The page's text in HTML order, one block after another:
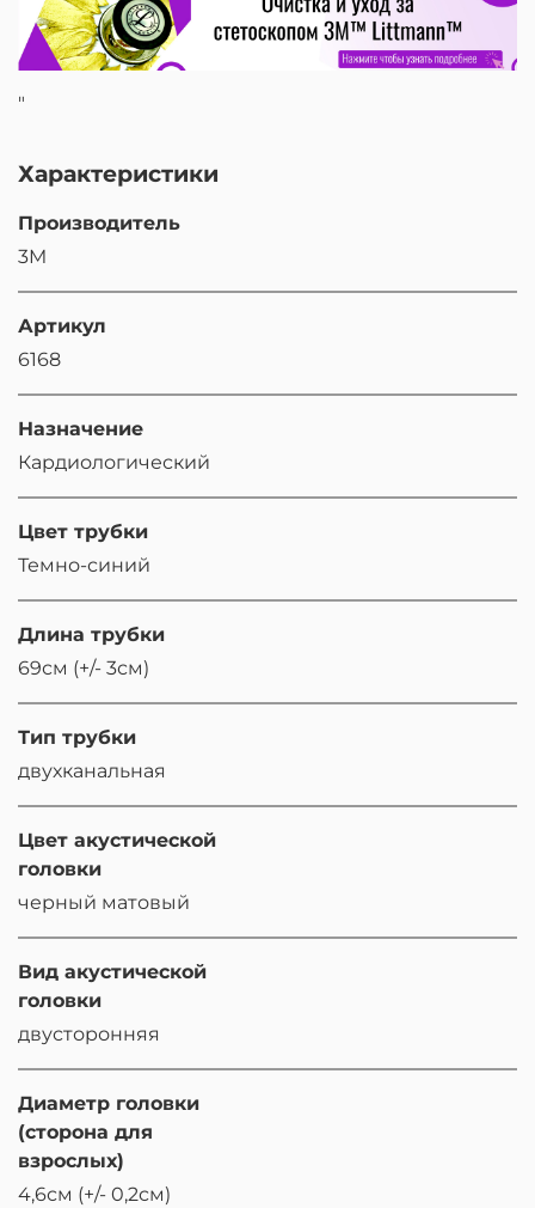
"
Характеристики
Производитель
3M
Артикул
6168
Назначение
Кардиологический
Цвет трубки
Темно-синий
Длина трубки
69см (+/- 3см)
Тип трубки
двухканальная
Цвет акустической
головки
черный матовый
Вид акустической
головки
двусторонняя
Диаметр головки
(сторона для
взрослых)
4,6см (+/- 0,2см)